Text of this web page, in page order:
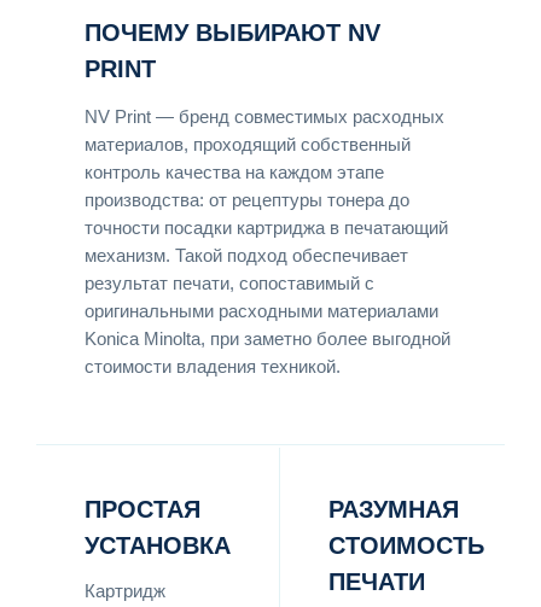
ПОЧЕМУ ВЫБИРАЮТ NV
PRINT
NV Print — бренд совместимых расходных
материалов, проходящий собственный
контроль качества на каждом этапе
производства: от рецептуры тонера до
точности посадки картриджа в печатающий
механизм. Такой подход обеспечивает
результат печати, сопоставимый с
оригинальными расходными материалами
Konica Minolta, при заметно более выгодной
стоимости владения техникой.
ПРОСТАЯ
УСТАНОВКА
Картридж
РАЗУМНАЯ
СТОИМОСТЬ
ПЕЧАТИ